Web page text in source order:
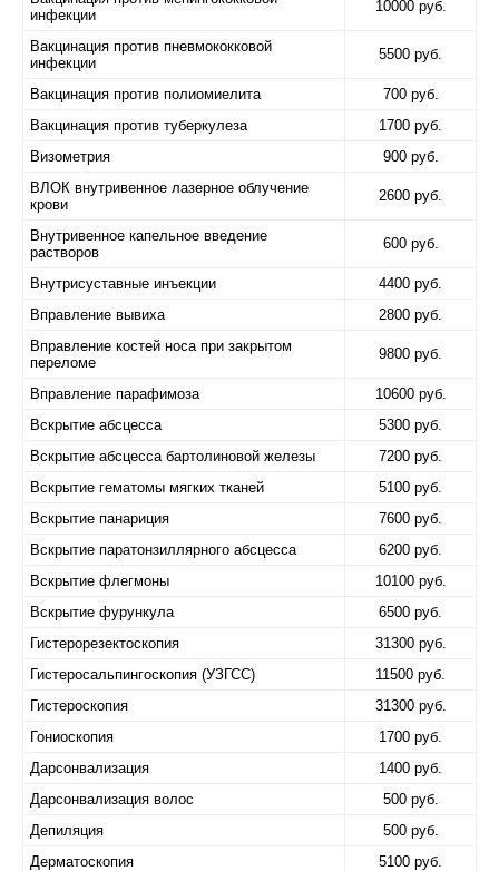
инфекции
10000 руб.
Вакцинация против пневмококковой
инфекции
5500 руб.
Вакцинация против полиомиелита
700 руб.
Вакцинация против туберкулеза
1700 руб.
Визометрия
900 руб.
ВЛОК внутривенное лазерное облучение
крови
2600 руб.
Внутривенное капельное введение
растворов
600 руб.
Внутрисуставные инъекции
4400 руб.
Вправление вывиха
2800 руб.
Вправление костей носа при закрытом
переломе
9800 руб.
Вправление парафимоза
10600 руб.
Вскрытие абсцесса
5300 руб.
Вскрытие абсцесса бартолиновой железы
7200 руб.
Вскрытие гематомы мягких тканей
5100 руб.
Вскрытие панариция
7600 руб.
Вскрытие паратонзиллярного абсцесса
6200 руб.
Вскрытие флегмоны
10100 руб.
Вскрытие фурункула
6500 руб.
Гистерорезектоскопия
31300 руб.
Гистеросальпингоскопия (УЗГСС)
11500 руб.
Гистероскопия
31300 руб.
Гониоскопия
1700 руб.
Дарсонвализация
1400 руб.
Дарсонвализация волос
500 руб.
Депиляция
500 руб.
Дерматоскопия
5100 руб.